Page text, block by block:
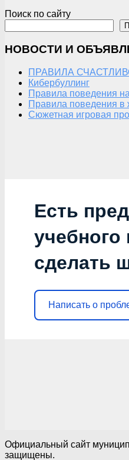
Поиск по сайту
НОВОСТИ И
ПРАВИЛА
Кибербуллинг
Правила поведения
Правила поведения в
Сюжетная игровая
Есть
учебного
сделать
Написать о
Официальный сайт
защищены.